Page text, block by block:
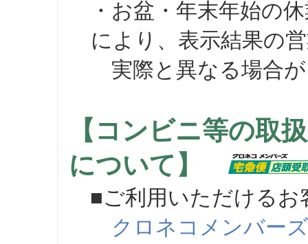
・お盆・年末年始の
により、表示結果の
実際と異なる場合が
【コンビニ等の取
について】
■ご利用いただけるお
クロネコメンバーズ